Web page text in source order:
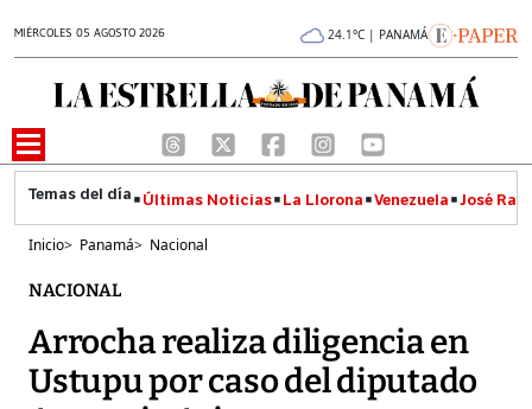
MIÉRCOLES 05 AGOSTO 2026 24.1°C | PANAMÁ
Últimas Noticias La Llorona Venezuela José
Inicio> Panamá> Nacional
NACIONAL
Arrocha realiza diligencia en
Ustupu por caso del diputado